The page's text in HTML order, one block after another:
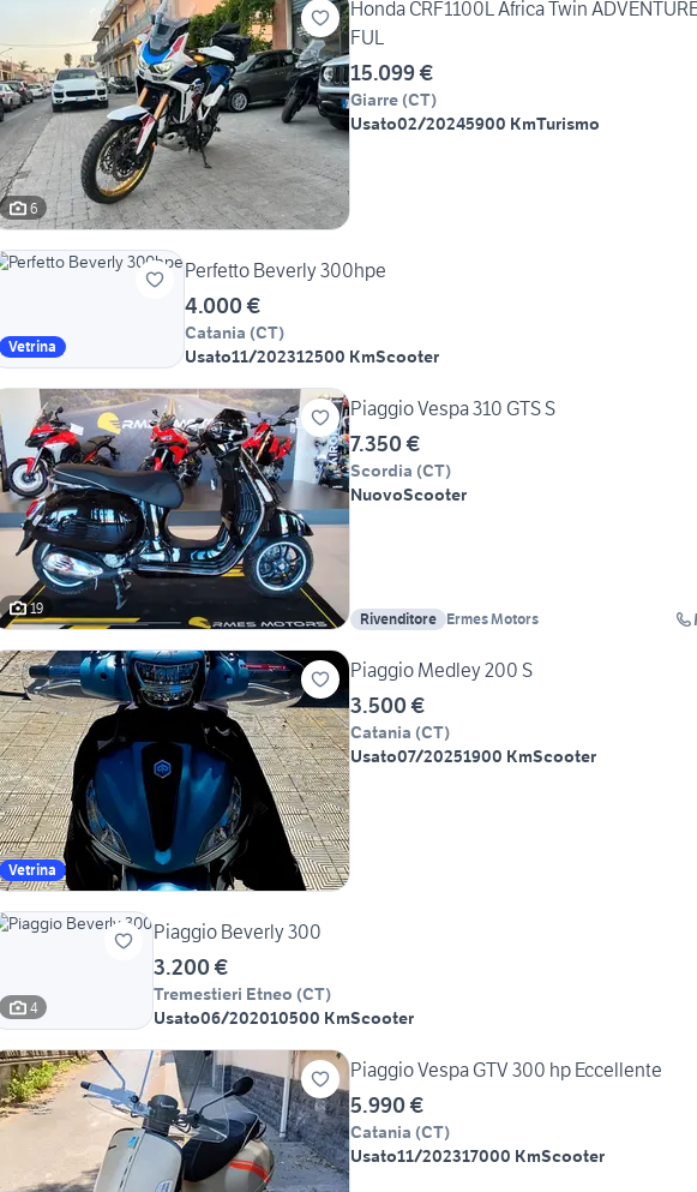
6
Honda CRF1100L Africa Twin
FUL
15.099 €
Giarre (CT)
Usato02/20245900 KmTurismo
Vetrina
Perfetto Beverly 300hpe
4.000 €
Catania (CT)
Usato11/202312500 KmScooter
19
Piaggio Vespa 310 GTS S
7.350 €
Scordia (CT)
NuovoScooter
Rivenditore Ermes Motors
Vetrina
Piaggio Medley 200 S
3.500 €
Catania (CT)
Usato07/20251900 KmScooter
4
Piaggio Beverly 300
3.200 €
Tremestieri Etneo (CT)
Usato06/202010500 KmScooter
Piaggio Vespa GTV 300 hp Eccellente
5.990 €
Catania (CT)
Usato11/202317000 KmScooter